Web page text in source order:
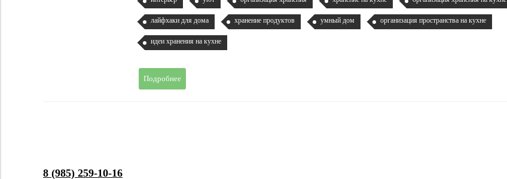
лайфхаки для дома хранение продуктов умный дом организация пространства на кухне
идеи хранения на кухне
Подробнее
8 (985) 259-10-16